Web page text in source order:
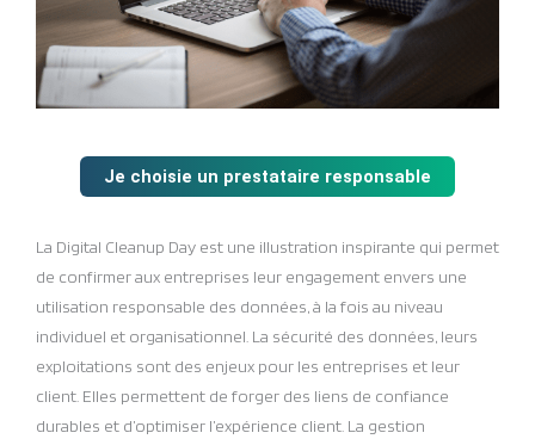
Je choisie un prestataire responsable
La Digital Cleanup Day est une illustration inspirante qui permet
de confirmer aux entreprises leur engagement envers une
utilisation responsable des données, à la fois au niveau
individuel et organisationnel. La sécurité des données, leurs
exploitations sont des enjeux pour les entreprises et leur
client. Elles permettent de forger des liens de confiance
durables et d’optimiser l’expérience client. La gestion